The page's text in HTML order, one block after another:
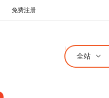
免费注册
全站